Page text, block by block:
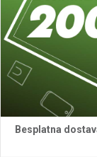
Besplatna
Folije za silažu
Agrostreč folija
0.75 x 1500m 25
Bomber
204,80